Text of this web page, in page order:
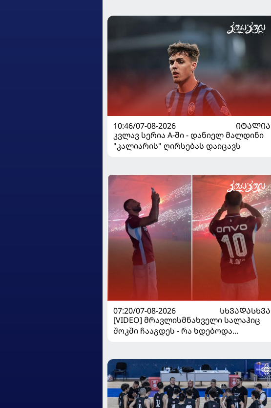
10:46/07-08-2026
ᲘᲢᲐᲚᲘᲐ
კვლავ სერია A-ში - დანიელ მალდინი
"კალიარის" ღირსებას დაიცავს
07:20/07-08-2026
ᲡᲮᲕᲐᲓᲐᲡᲮᲕᲐ
[VIDEO] მრავლისმნახველი სალაჰიც
შოკში ჩააგდეს - რა ხდებოდა